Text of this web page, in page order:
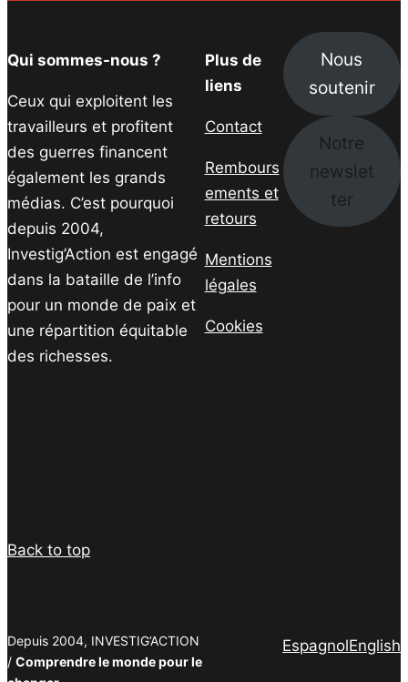
Qui sommes-nous ?
Ceux qui exploitent les
travailleurs et profitent
des guerres financent
également les grands
médias. C’est pourquoi
depuis 2004,
Investig’Action est engagé
dans la bataille de l’info
pour un monde de paix et
une répartition équitable
des richesses.
Plus de
liens
Contact
Rembours
ements et
retours
Mentions
légales
Cookies
Nous
soutenir
Notre
newslet
ter
Back to top
Depuis 2004, INVESTIG’ACTION
/ Comprendre le monde pour le
EspagnolEnglish